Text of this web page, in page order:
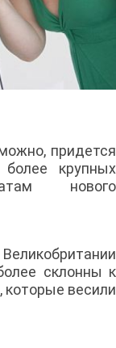
придется
крупных
нового
склонны к
которые весили